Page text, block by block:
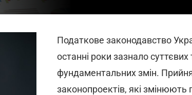
Податкове законодавство
останні роки зазнало суттєвих
фундаментальних змін.
законопроектів, які змінюють